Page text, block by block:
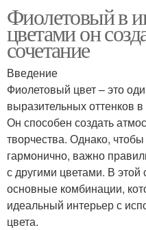
Фиолетовый в
цветами он
сочетание
Введение
Фиолетовый цвет – это
выразительных оттенков
Он способен создать
творчества. Однако,
гармонично, важно
с другими цветами. В
основные комбинации,
идеальный интерьер с
цвета.